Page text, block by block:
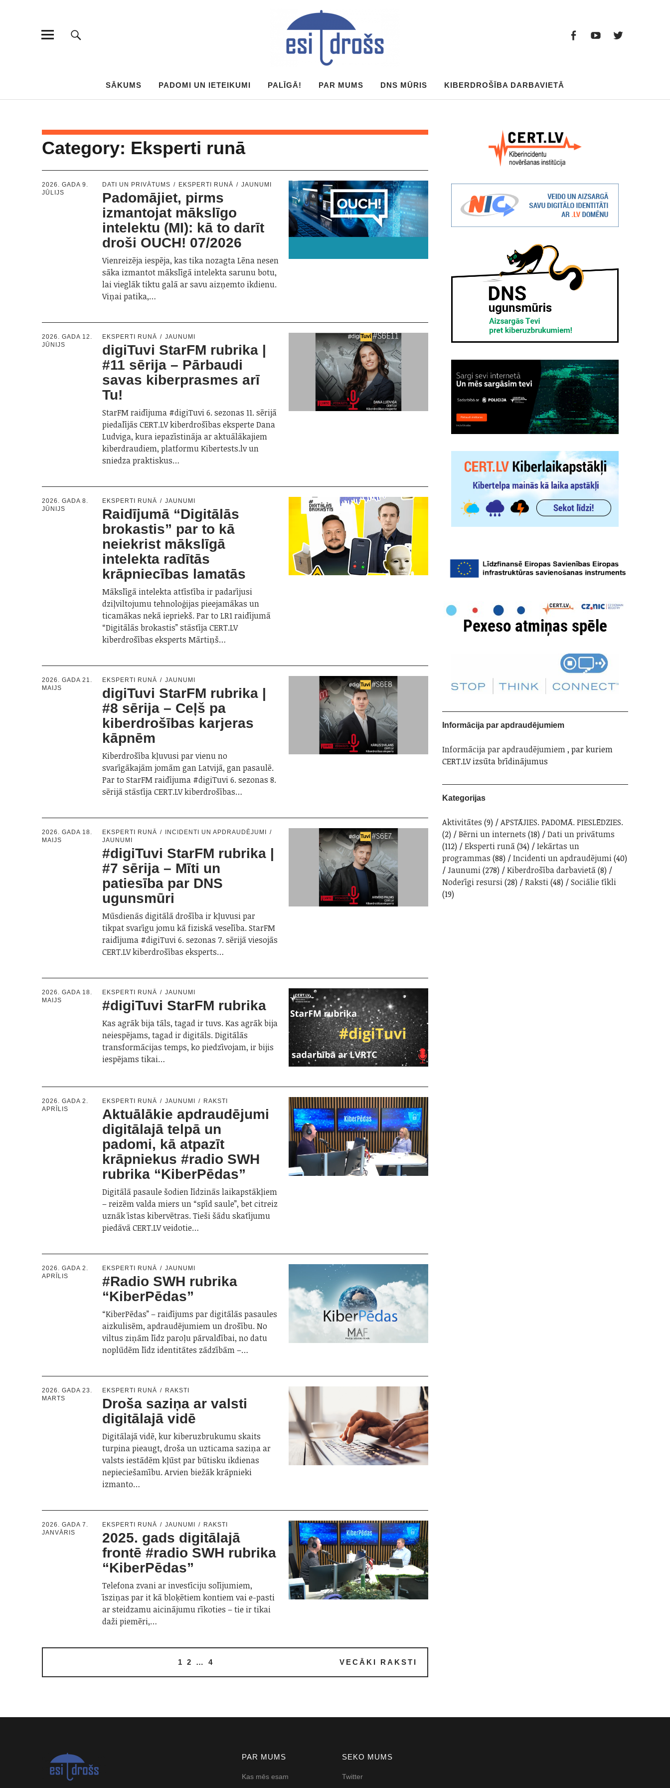
SĀKUMS PADOMI UN IETEIKUMI PALĪGĀ! PAR MUMS DNS MŪRIS KIBERDROŠĪBA DARBAVIETĀ
Category: Eksperti runā
2026. GADA 9.
JŪLIJS
DATI UN PRIVĀTUMS EKSPERTI RUNĀ JAUNUMI
Padomājiet, pirms
izmantojat mākslīgo
intelektu (MI): kā to darīt
droši OUCH! 07/2026
Vienreizēja iespēja, kas tika nozagta Lēna nesen
sāka izmantot mākslīgā intelekta sarunu botu,
lai vieglāk tiktu galā ar savu aizņemto ikdienu.
Viņai patika,…
2026. GADA 12.
JŪNIJS
EKSPERTI RUNĀ JAUNUMI
digiTuvi StarFM rubrika |
#11 sērija – Pārbaudi
savas kiberprasmes arī
Tu!
StarFM raidījuma #digiTuvi 6. sezonas 11. sērijā
piedalījās CERT.LV kiberdrošības eksperte Dana
Ludviga, kura iepazīstināja ar aktuālākajiem
kiberdraudiem, platformu Kibertests.lv un
sniedza praktiskus…
2026. GADA 8.
JŪNIJS
EKSPERTI RUNĀ JAUNUMI
Raidījumā “Digitālās
brokastis” par to kā
neiekrist mākslīgā
intelekta radītās
krāpniecības lamatās
Mākslīgā intelekta attīstība ir padarījusi
dziļviltojumu tehnoloģijas pieejamākas un
ticamākas nekā iepriekš. Par to LR1 raidījumā
“Digitālās brokastis” stāstīja CERT.LV
kiberdrošības eksperts Mārtiņš…
2026. GADA 21.
MAIJS
EKSPERTI RUNĀ JAUNUMI
digiTuvi StarFM rubrika |
#8 sērija – Ceļš pa
kiberdrošības karjeras
kāpnēm
Kiberdrošība kļuvusi par vienu no
svarīgākajām jomām gan Latvijā, gan pasaulē.
Par to StarFM raidījuma #digiTuvi 6. sezonas 8.
sērijā stāstīja CERT.LV kiberdrošības…
2026. GADA 18.
MAIJS
EKSPERTI RUNĀ
INCIDENTI UN APDRAUDĒJUMI
JAUNUMI
#digiTuvi StarFM rubrika |
#7 sērija – Mīti un
patiesība par DNS
ugunsmūri
Mūsdienās digitālā drošība ir kļuvusi par
tikpat svarīgu jomu kā fiziskā veselība. StarFM
raidījuma #digiTuvi 6. sezonas 7. sērijā viesojās
CERT.LV kiberdrošības eksperts…
2026. GADA 18.
MAIJS
EKSPERTI RUNĀ JAUNUMI
#digiTuvi StarFM rubrika
Kas agrāk bija tāls, tagad ir tuvs. Kas agrāk bija
neiespējams, tagad ir digitāls. Digitālās
transformācijas temps, ko piedzīvojam, ir bijis
iespējams tikai…
2026. GADA 2.
APRĪLIS
EKSPERTI RUNĀ JAUNUMI RAKSTI
Aktuālākie apdraudējumi
digitālajā telpā un
padomi, kā atpazīt
krāpniekus #radio SWH
rubrika “KiberPēdas”
Digitālā pasaule šodien līdzinās laikapstākļiem
– reizēm valda miers un “spīd saule”, bet citreiz
uznāk īstas kibervētras. Tieši šādu skatījumu
piedāvā CERT.LV veidotie…
2026. GADA 2.
APRĪLIS
EKSPERTI RUNĀ JAUNUMI
#Radio SWH rubrika
“KiberPēdas”
“KiberPēdas” – raidījums par digitālās pasaules
aizkulisēm, apdraudējumiem un drošību. No
viltus ziņām līdz paroļu pārvaldībai, no datu
noplūdēm līdz identitātes zādzībām –…
2026. GADA 23.
MARTS
EKSPERTI RUNĀ RAKSTI
Droša saziņa ar valsti
digitālajā vidē
Digitālajā vidē, kur kiberuzbrukumu skaits
turpina pieaugt, droša un uzticama saziņa ar
valsts iestādēm kļūst par būtisku ikdienas
nepieciešamību. Arvien biežāk krāpnieki
izmanto…
2026. GADA 7.
JANVĀRIS
EKSPERTI RUNĀ JAUNUMI RAKSTI
2025. gads digitālajā
frontē #radio SWH rubrika
“KiberPēdas”
Telefona zvani ar investīciju solījumiem,
īsziņas par it kā bloķētiem kontiem vai e-pasti
ar steidzamu aicinājumu rīkoties – tie ir tikai
daži piemēri,…
1 2 … 4 VECĀKI RAKSTI
Informācija par apdraudējumiem
Informācija par apdraudējumiem, par kuriem
CERT.LV izsūta brīdinājumus
Kategorijas
Aktivitātes (9)
APSTĀJIES. PADOMĀ. PIESLĒDZIES.
(2)
Bērni un internets (18)
Dati un privātums
(112)
Eksperti runā(34)
Iekārtas un
programmas (88) Incidenti un apdraudējumi(40)
Jaunumi(278) Kiberdrošība darbavietā(8)
Noderīgi resursi(28) Raksti(48)
Sociālie tīkli
(19)
PAR MUMS
Kas mēs esam
SEKO MUMS
Twitter